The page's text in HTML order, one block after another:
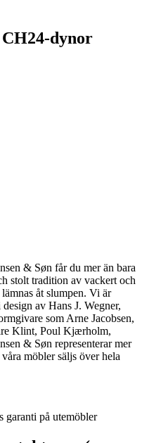
dynor
& Søn får du mer än bara
stolt tradition av vackert och
åt slumpen. Vi är
av Hans J. Wegner,
som Arne Jacobsen,
Klint, Poul Kjærholm,
& Søn representerar mer
möbler säljs över hela
garanti på utemöbler